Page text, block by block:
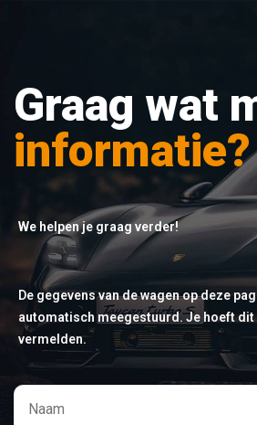
Graag wat
informatie?
We helpen je graag verder!
De gegevens van de wagen op deze
automatisch meegestuurd. Je hoeft dit
vermelden.